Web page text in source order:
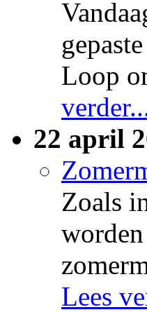
Loop
22 april
Zoals
Lees